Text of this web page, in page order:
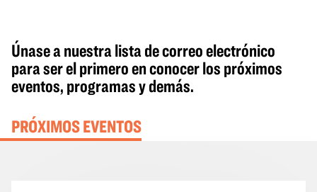
Únase a nuestra lista de correo electrónico
para ser el primero en conocer los próximos
eventos, programas y demás.
PRÓXIMOS EVENTOS